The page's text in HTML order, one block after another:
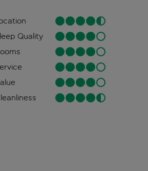
Quality